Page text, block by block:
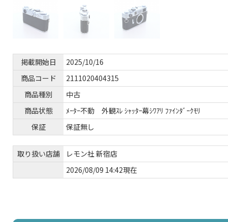
掲載開始日
2025/10/16
商品コード
2111020404315
商品種別
中古
商品状態
ﾒｰﾀｰ不動 外観ｽﾚ ｼｬｯﾀｰ幕ｼﾜｱﾘ ﾌｧｲﾝﾀﾞｰｸﾓﾘ
保証
保証無し
取り扱い店舗
レモン社 新宿店
2026/08/09 14:42現在